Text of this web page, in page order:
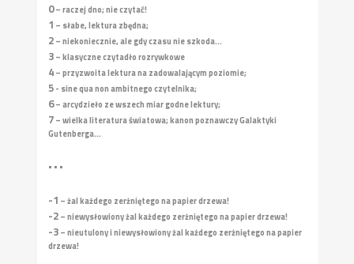
0– raczej dno; nie czytać!
1 – słabe, lektura zbędna;
2– niekoniecznie, ale gdy czasu nie szkoda...
3– klasyczne czytadło rozrywkowe
4– przyzwoita lektura na zadowalającym poziomie;
5- sine qua non ambitnego czytelnika;
6– arcydzieło ze wszech miar godne lektury;
7– wielka literatura światowa; kanon poznawczy Galaktyki
Gutenberga...
• • •
-1 – żal każdego zerżniętego na papier drzewa!
-2– niewysłowiony żal każdego zerżniętego na papier drzewa!
-3– nieutulony i niewysłowiony żal każdego zerżniętego na papier
drzewa!